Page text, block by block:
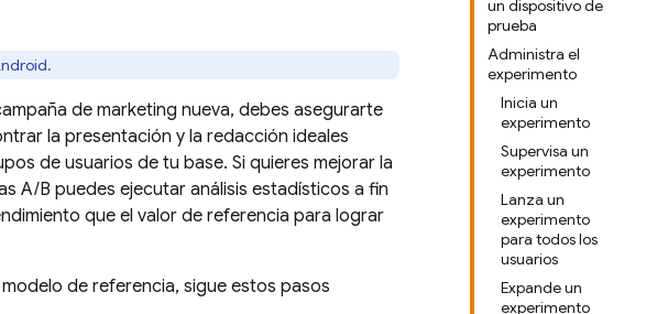
un dispositivo de
prueba
Administra el
experimento
Inicia un
experimento
Supervisa un
experimento
Lanza un
experimento
para todos los
usuarios
Expande un
experimento
de marketing nueva, debes asegurarte
la presentación y la redacción ideales
de usuarios de tu base. Si quieres mejorar la
A/B puedes ejecutar análisis estadísticos a fin
que el valor de referencia para lograr
de referencia, sigue estos pasos